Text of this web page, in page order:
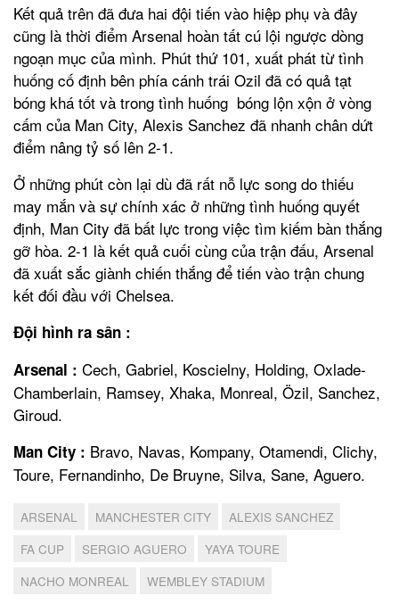
Kết quả trên đã đưa hai đội tiến vào hiệp phụ và đây
cũng là thời điểm Arsenal hoàn tất cú lội ngược dòng
ngoạn mục của mình. Phút thứ 101, xuất phát từ tình
huống cố định bên phía cánh trái Ozil đã có quả tạt
bóng khá tốt và trong tình huống bóng lộn xộn ở vòng
cấm của Man City, Alexis Sanchez đã nhanh chân dứt
điểm nâng tỷ số lên 2-1.
Ở những phút còn lại dù đã rất nỗ lực song do thiếu
may mắn và sự chính xác ở những tình huống quyết
định, Man City đã bất lực trong việc tìm kiếm bàn thắng
gỡ hòa. 2-1 là kết quả cuối cùng của trận đấu, Arsenal
đã xuất sắc giành chiến thắng để tiến vào trận chung
kết đối đầu với Chelsea.
Đội hình ra sân :
Arsenal : Cech, Gabriel, Koscielny, Holding, Oxlade-
Chamberlain, Ramsey, Xhaka, Monreal, Özil, Sanchez,
Giroud.
Man City : Bravo, Navas, Kompany, Otamendi, Clichy,
Toure, Fernandinho, De Bruyne, Silva, Sane, Aguero.
ARSENAL MANCHESTER CITY
ALEXIS SANCHEZ
FA CUP
SERGIO AGUERO
YAYA TOURE
NACHO MONREAL
WEMBLEY STADIUM